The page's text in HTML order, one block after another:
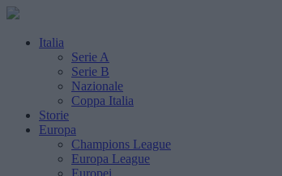
Italia
Serie A
Serie B
Nazionale
Coppa Italia
Storie
Europa
Champions League
Europa League
Europei